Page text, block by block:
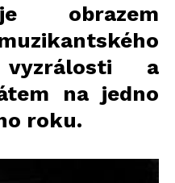
a
na jedno
roku.